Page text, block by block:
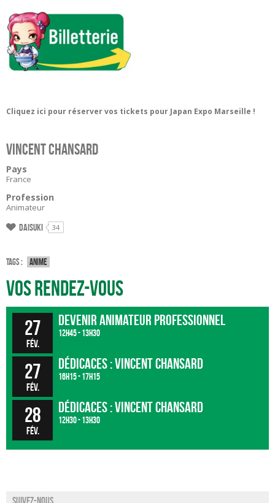
Cliquez ici pour réserver vos tickets pour Japan Expo Marseille !
Vincent Chansard
Pays
France
Profession
Animateur
Daisuki 34
Tags : Anime
Vos rendez-vous
27
fév.
Devenir animateur professionnel
12h45 - 13h30
27
fév.
Dédicaces : Vincent Chansard
16h15 - 17h15
28
fév.
Dédicaces : Vincent Chansard
12h30 - 13h30
Suivez-nous